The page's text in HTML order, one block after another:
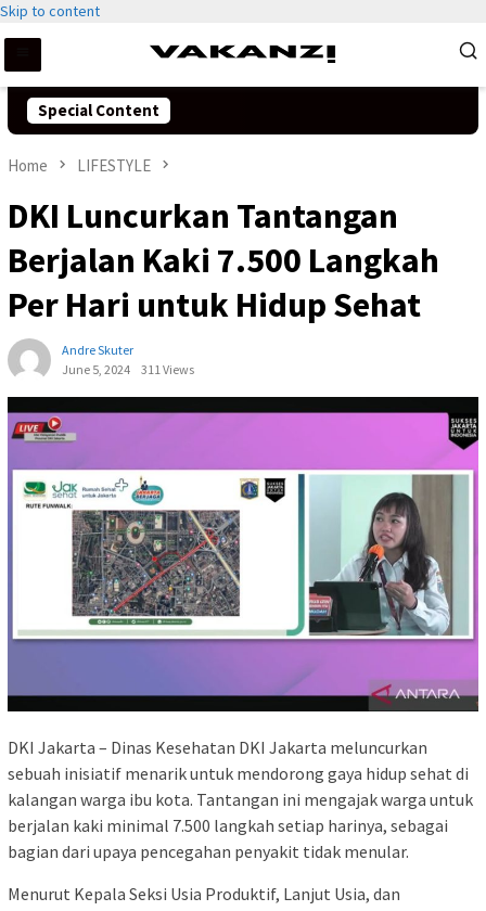
Skip to content
Special Content
Home LIFESTYLE
DKI Luncurkan Tantangan
Berjalan Kaki 7.500 Langkah
Per Hari untuk Hidup Sehat
Andre Skuter
June 5, 2024
311 Views
DKI Jakarta – Dinas Kesehatan DKI Jakarta meluncurkan
sebuah inisiatif menarik untuk mendorong gaya hidup sehat di
kalangan warga ibu kota. Tantangan ini mengajak warga untuk
berjalan kaki minimal 7.500 langkah setiap harinya, sebagai
bagian dari upaya pencegahan penyakit tidak menular.
Menurut Kepala Seksi Usia Produktif, Lanjut Usia, dan